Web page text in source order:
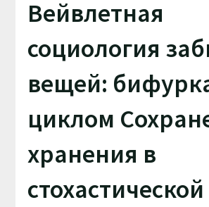
Вейвлетная
социология
вещей:
циклом
хранения в